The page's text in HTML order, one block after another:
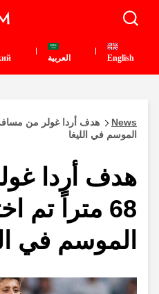
English العربية
News
الموسم في الليغا
هدف أردا
68 متراً تم
الموسم في